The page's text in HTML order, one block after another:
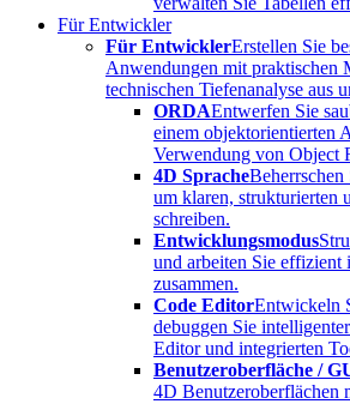
Für Entwickler
Für EntwicklerErstellen Sie
Anwendungen mit praktischen
technischen Tiefenanalyse aus
ORDAEntwerfen Sie
einem objektorientierten
Verwendung von Object
4D SpracheBeherrschen
um klaren, strukturierten
schreiben.
Entwicklungsmodus
und arbeiten Sie effizient
zusammen.
Code EditorEntwickeln
debuggen Sie
Editor und integrierten
Benutzeroberfläche /
4D Benutzeroberflächen